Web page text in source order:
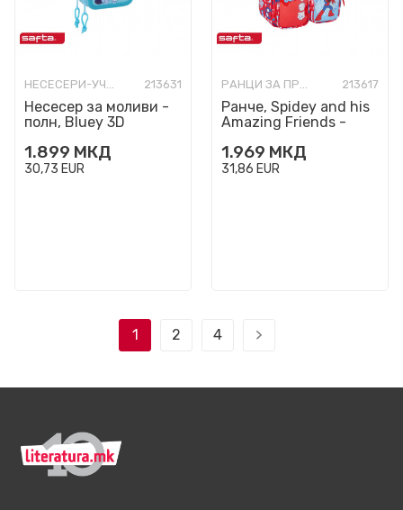
НЕСЕСЕРИ-УЧИЛИШНИ ПОЛНИ 213631
Несесер за моливи -
полн, Bluey 3D
1.899 МКД
30,73 EUR
РАНЦИ ЗА ПРЕДУЧИЛИШНА ВОЗРАСТ 213617
Ранче, Spidey and his
Amazing Friends -
1.969 МКД
31,86 EUR
1 2 4